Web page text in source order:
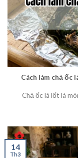
Cách làm chả ốc
Chả ốc lá lốt là
14
Th3